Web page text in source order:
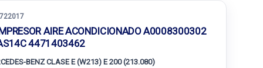
AIRE ACONDICIONADO A0008300302
4471403462
BENZ CLASE E (W213) E 200 (213.080)